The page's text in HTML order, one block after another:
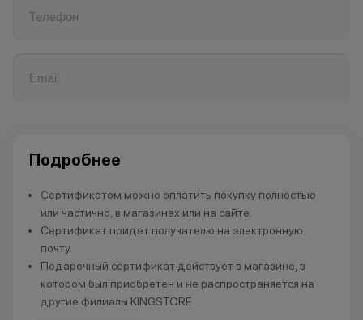
Подробнее
Сертификатом можно оплатить покупку полностью
или частично, в магазинах или на сайте.
Сертификат придет получателю на электронную
почту.
Подарочный сертификат действует в магазине, в
котором был приобретен и не распространяется на
другие филиалы KINGSTORE